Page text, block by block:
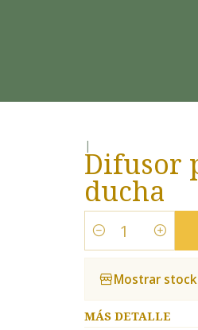
|
Difusor
ducha
Cantidad
Mostrar
MÁS DETALLE